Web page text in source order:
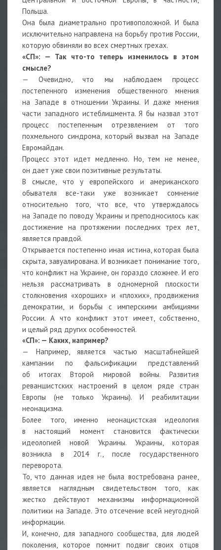
Польша.
Она была диаметрально противоположной. И была
исключительно направлена на борьбу против России,
которую обвиняли во всех смертных грехах.
«СП»: — Так что-то теперь изменилось в этом
смысле?
— Очевидно, что мы наблюдаем процесс
постепенного изменения общественного мнения
на Западе в отношении Украины. И даже мнения
части западного истеблишмента. Я бы назвал этот
процесс постепенным отрезвлением от того
похмельного синдрома, который вызвал на Западе
Евромайдан.
Процесс этот идет медленно. Но, тем не менее,
он дает уже свои позитивные результаты.
В смысле, что у европейского и американского
обывателя все-таки уже возникает сомнение
относительно того, что все, что утверждалось
на Западе по поводу Украины и преподносилось как
достижение на протяжении последних трех лет,
является правдой.
Открывается постепенно иная истина, которая была
скрыта, завуалирована. И возникает понимание того,
что конфликт на Украине, он гораздо сложнее. И его
нельзя рассматривать в одномерной плоскости
столкновения «хороших» и «плохих», продвижения
демократии, и борьбы с имперскими амбициями
России. А что конфликт этот имеет, собственно,
и целый ряд других особенностей.
«СП»: — Каких, например?
— Например, является частью масштабнейшей
кампании по фальсификации представлений
об итогах Второй мировой войны. Развития
реваншистских настроений в целом ряде стран
Европы (не только Украины). И реабилитации
неонацизма.
Более того, именно неонацистская идеология
в настоящий момент становится фактически
идеологией новой Украины. Украины, которая
возникла в 2014 г., после государственного
переворота.
То, что данная идея не была востребована ранее,
является наглядным свидетельством того, как
жестко действуют механизмы информационной
политики на Западе. Это отсечение всей неугодной
информации.
И, конечно, для западного сообщества, для людей
поколения, которое помнит подвиг своих отцов